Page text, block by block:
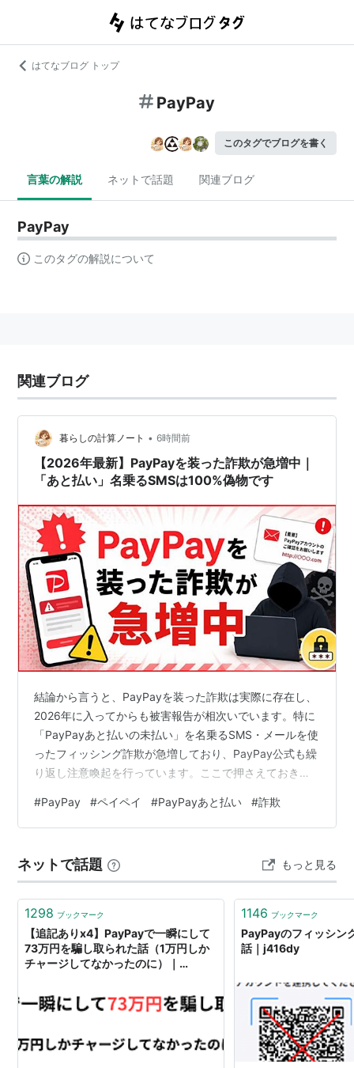
はてなブログ トップ
PayPay
このタグでブログを書く
言葉の解説 ネットで話題 関連ブログ
PayPay
このタグの解説について
関連ブログ
暮らしの計算ノート • 6時間前
【2026年最新】PayPayを装った詐欺が急増中｜
「あと払い」名乗るSMSは100%偽物です
結論から言うと、PayPayを装った詐欺は実際に存在し、
2026年に入ってからも被害報告が相次いでいます。特に
「PayPayあと払いの未払い」を名乗るSMS・メールを使
ったフィッシング詐欺が急増しており、PayPay公式も繰
り返し注意喚起を行っています。ここで押さえておきた
体が、2023年8月にすでに廃止されています。この事実
を知っているだけで、多くの詐欺メッセージを見分けら
の具体的な手口、なぜ「あと払い」という言葉に注意す
べきなのか、そして被害を防ぐための実践的な対策を解
説します。…
#PayPay #ペイペイ #PayPayあと払い #詐欺
ネットで話題 もっと見る
1298 ブックマーク
【追記ありx4】PayPayで一瞬にして
73万円を騙し取られた話（1万円しか
チャージしてなかったのに）｜
1146 ブックマーク
PayPayのフィッシン
話｜j416dy